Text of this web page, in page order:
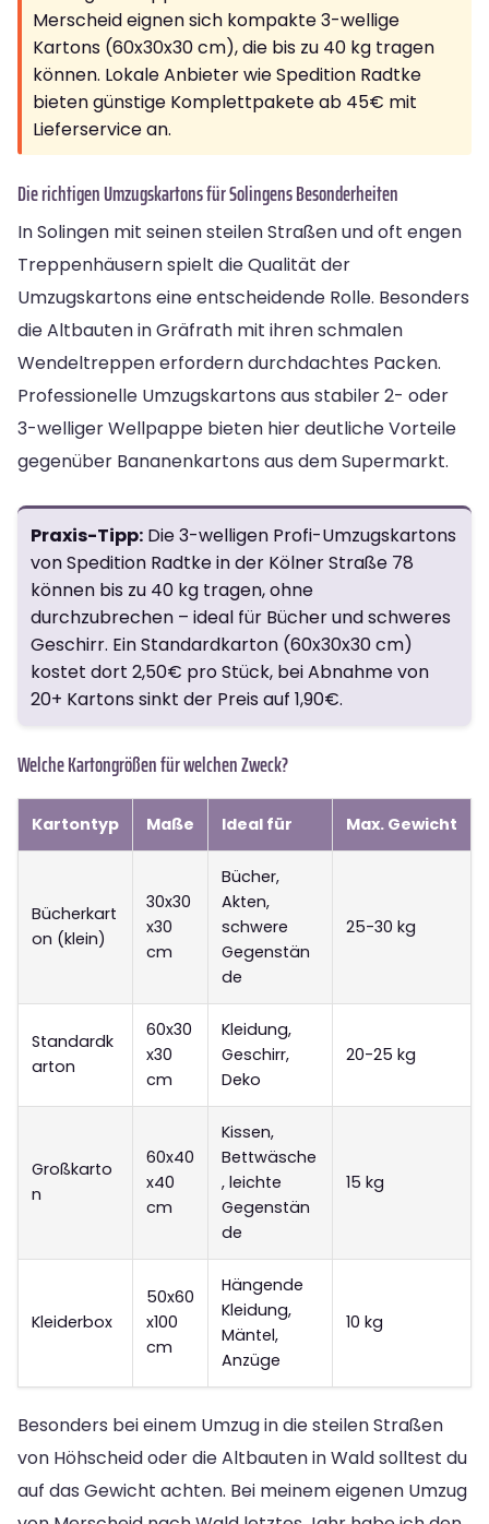
Merscheid eignen sich kompakte 3-wellige
Kartons (60x30x30 cm), die bis zu 40 kg tragen
können. Lokale Anbieter wie Spedition Radtke
bieten günstige Komplettpakete ab 45€ mit
Lieferservice an.
Die richtigen Umzugskartons für Solingens Besonderheiten
In Solingen mit seinen steilen Straßen und oft engen
Treppenhäusern spielt die Qualität der
Umzugskartons eine entscheidende Rolle. Besonders
die Altbauten in Gräfrath mit ihren schmalen
Wendeltreppen erfordern durchdachtes Packen.
Professionelle Umzugskartons aus stabiler 2- oder
3-welliger Wellpappe bieten hier deutliche Vorteile
gegenüber Bananenkartons aus dem Supermarkt.
Praxis-Tipp: Die 3-welligen Profi-Umzugskartons
von Spedition Radtke in der Kölner Straße 78
können bis zu 40 kg tragen, ohne
durchzubrechen – ideal für Bücher und schweres
Geschirr. Ein Standardkarton (60x30x30 cm)
kostet dort 2,50€ pro Stück, bei Abnahme von
20+ Kartons sinkt der Preis auf 1,90€.
Welche Kartongrößen für welchen Zweck?
Kartontyp Maße Ideal für Max. Gewicht
Bücherkart
on (klein)
30x30
x30
cm
Bücher,
Akten,
schwere
Gegenstän
de
25-30 kg
Standardk
arton
60x30
x30
cm
Kleidung,
Geschirr,
Deko
20-25 kg
Großkarto
n
60x40
x40
cm
Kissen,
Bettwäsche
, leichte
Gegenstän
de
15 kg
Kleiderbox
50x60
x100
cm
Hängende
Kleidung,
Mäntel,
Anzüge
10 kg
Besonders bei einem Umzug in die steilen Straßen
von Höhscheid oder die Altbauten in Wald solltest du
auf das Gewicht achten. Bei meinem eigenen Umzug